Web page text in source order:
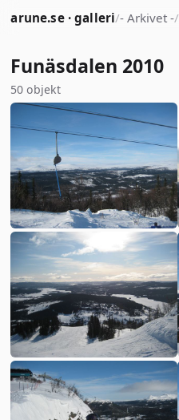
arune.se · galleri/- Arkivet -/
Funäsdalen 2010
50 objekt